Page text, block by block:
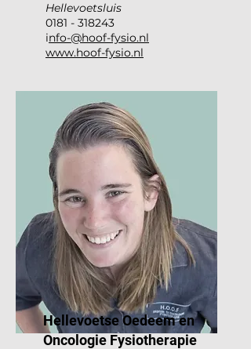
Hellevoetsluis
0181 - 318243
info-@hoof-fysio.nl
www.hoof-fysio.nl
Hellevoetse Oedeem en
Oncologie Fysiotherapie